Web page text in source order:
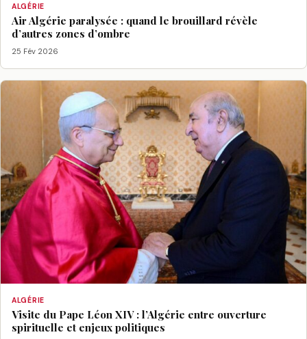
ALGÉRIE
Air Algérie paralysée : quand le brouillard révèle
d’autres zones d’ombre
25 Fév 2026
ALGÉRIE
Visite du Pape Léon XIV : l’Algérie entre ouverture
spirituelle et enjeux politiques